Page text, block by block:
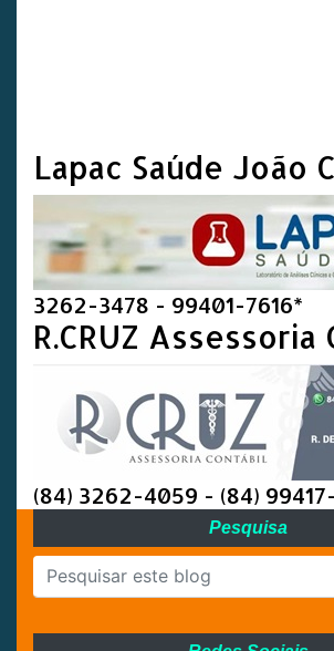
Lapac Saúde João
3262-3478 - 99401-7616*
R.CRUZ Assessoria
(84) 3262-4059 - (84)
Pesquisa